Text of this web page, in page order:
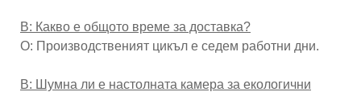
В: Какво е общото време за доставка?
О: Производственият цикъл е седем работни дни.
В: Шумна ли е настолната камера за екологични